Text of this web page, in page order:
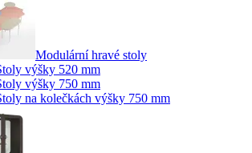
Modulární hravé stoly
výšky 520 mm
výšky 750 mm
na kolečkách výšky 750 mm